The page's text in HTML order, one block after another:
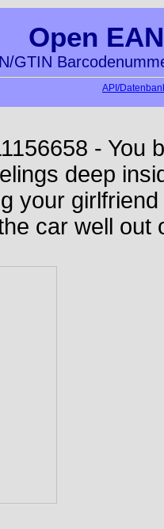
Open
GTIN
API/
- You
deep
your
car well out